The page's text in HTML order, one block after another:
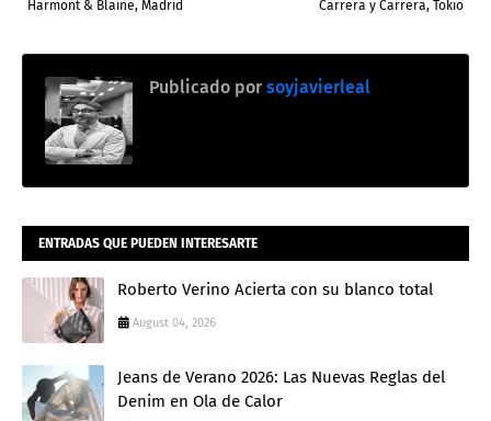
Carrera y Carrera, Tokio
Harmont & Blaine, Madrid
Publicado por soyjavierleal
ENTRADAS QUE PUEDEN INTERESARTE
Roberto Verino Acierta con su blanco total
August 04, 2026
Jeans de Verano 2026: Las Nuevas Reglas del
Denim en Ola de Calor